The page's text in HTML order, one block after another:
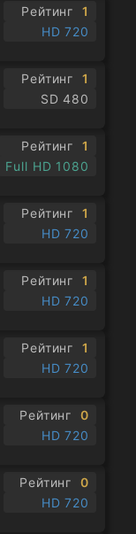
Рейтинг
1
HD 720
Рейтинг
1
SD 480
Рейтинг
1
Full HD 1080
Рейтинг
1
HD 720
Рейтинг
1
HD 720
Рейтинг
1
HD 720
Рейтинг
0
HD 720
Рейтинг
0
HD 720